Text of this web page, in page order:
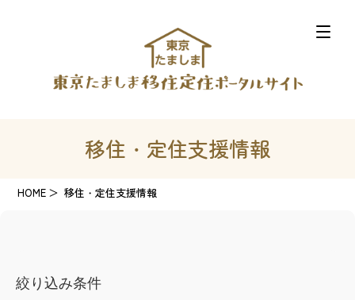
移住・定住支援情報
HOME 移住・定住支援情報
絞り込み条件